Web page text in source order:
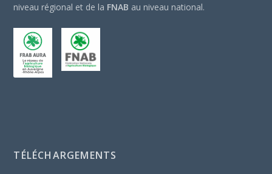
niveau régional et de la FNAB au niveau national.
TÉLÉCHARGEMENTS